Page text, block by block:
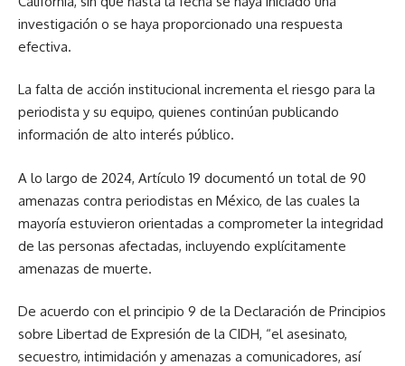
investigación o se haya proporcionado una respuesta
efectiva.
La falta de acción institucional incrementa el riesgo para la
periodista y su equipo, quienes continúan publicando
información de alto interés público.
A lo largo de 2024, Artículo 19 documentó un total de 90
amenazas contra periodistas en México, de las cuales la
mayoría estuvieron orientadas a comprometer la integridad
de las personas afectadas, incluyendo explícitamente
amenazas de muerte.
De acuerdo con el principio 9 de la Declaración de Principios
sobre Libertad de Expresión de la CIDH, “el asesinato,
secuestro, intimidación y amenazas a comunicadores, así